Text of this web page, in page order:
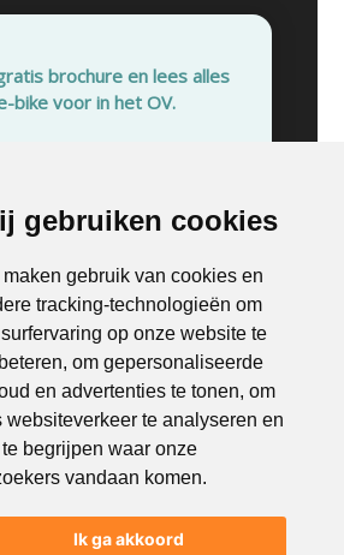
gebruiken cookies
gebruik van cookies en
tracking-technologieën om
op onze website te
om gepersonaliseerde
en advertenties te tonen, om
websiteverkeer te analyseren en
begrijpen waar onze
vandaan komen.
Ik ga akkoord
gebruiken cookies
gebruik van cookies en
tracking-technologieën om
op onze website te
om gepersonaliseerde
en advertenties te tonen, om
websiteverkeer te analyseren en
begrijpen waar onze
vandaan komen.
Ik ga akkoord